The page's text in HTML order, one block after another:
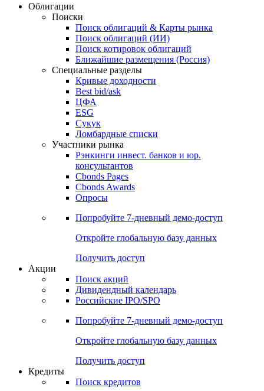
Облигации
Поиски
Поиск облигаций & Карты рынка
Поиск облигаций (ИИ)
Поиск котировок облигаций
Ближайшие размещения (Россия)
Специальные разделы
Кривые доходности
Best bid/ask
ЦФА
ESG
Сукук
Ломбардные списки
Участники рынка
Рэнкинги инвест. банков и юр.
консультантов
Cbonds Pages
Cbonds Awards
Опросы
Попробуйте 7-дневный демо-доступ
Откройте глобальную базу данных
Получить доступ
Акции
Поиск акций
Дивидендный календарь
Российские IPO/SPO
Попробуйте 7-дневный демо-доступ
Откройте глобальную базу данных
Получить доступ
Кредиты
Поиск кредитов